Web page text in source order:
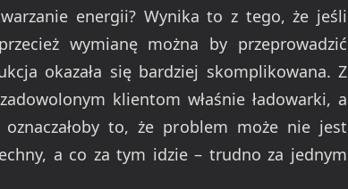
energii? Wynika to z tego, że jeśli
wymianę można by przeprowadzić
okazała się bardziej skomplikowana. Z
klientom właśnie ładowarki, a
to, że problem może nie jest
a co za tym idzie – trudno za jednym